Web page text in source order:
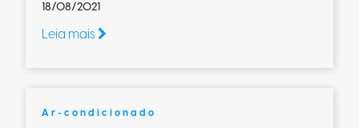
18/08/2021
Leia mais
Ar-condicionado